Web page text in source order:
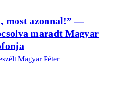
most azonnal!” —
maradt Magyar
Magyar Péter.